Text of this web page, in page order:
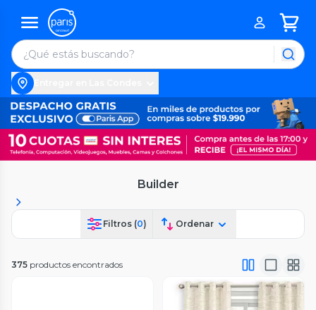
Builder
Filtros (0) Ordenar
375 productos encontrados